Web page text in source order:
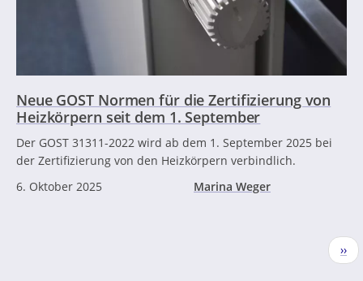
Neue GOST Normen für die Zertifizierung von
Heizkörpern seit dem 1. September
Der GOST 31311-2022 wird ab dem 1. September 2025 bei
der Zertifizierung von den Heizkörpern verbindlich.
6. Oktober 2025
Marina Weger
››